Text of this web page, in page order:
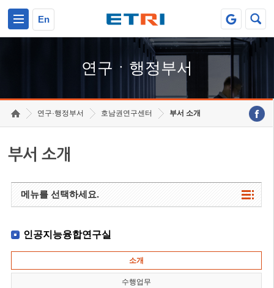
En
연구ㆍ행정부서
연구·행정부서 호남권연구센터 부서 소개
부서 소개
메뉴를 선택하세요.
인공지능융합연구실
소개
수행업무